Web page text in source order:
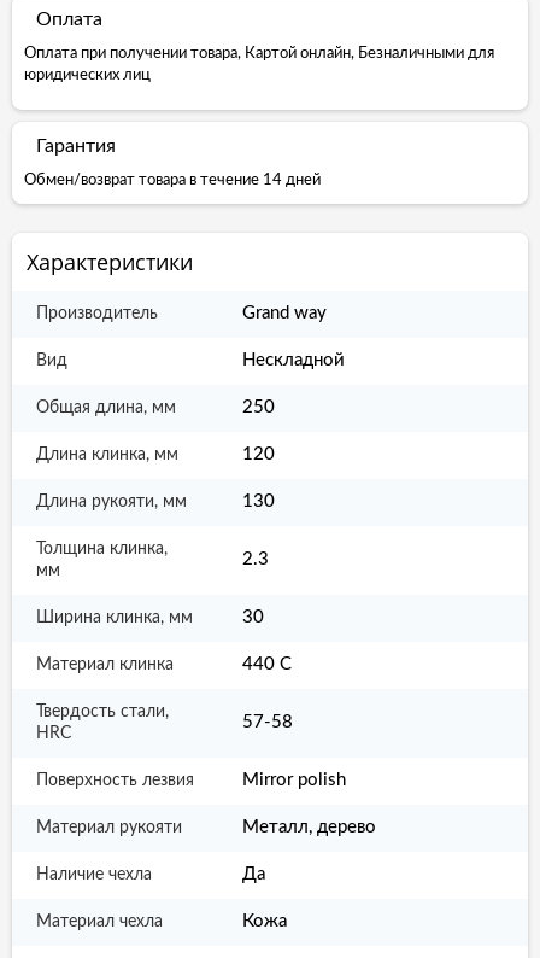
Оплата
Оплата при получении товара, Картой онлайн, Безналичными для
юридических лиц
Гарантия
Обмен/возврат товара в течение 14 дней
Характеристики
Производитель Grand way
Вид Нескладной
Общая длина, мм 250
Длина клинка, мм 120
Длина рукояти, мм 130
Толщина клинка,
мм
2.3
Ширина клинка, мм 30
Материал клинка 440 С
Твердость стали,
HRC
57-58
Поверхность лезвия Mirror polish
Материал рукояти Металл, дерево
Наличие чехла Да
Материал чехла Кожа